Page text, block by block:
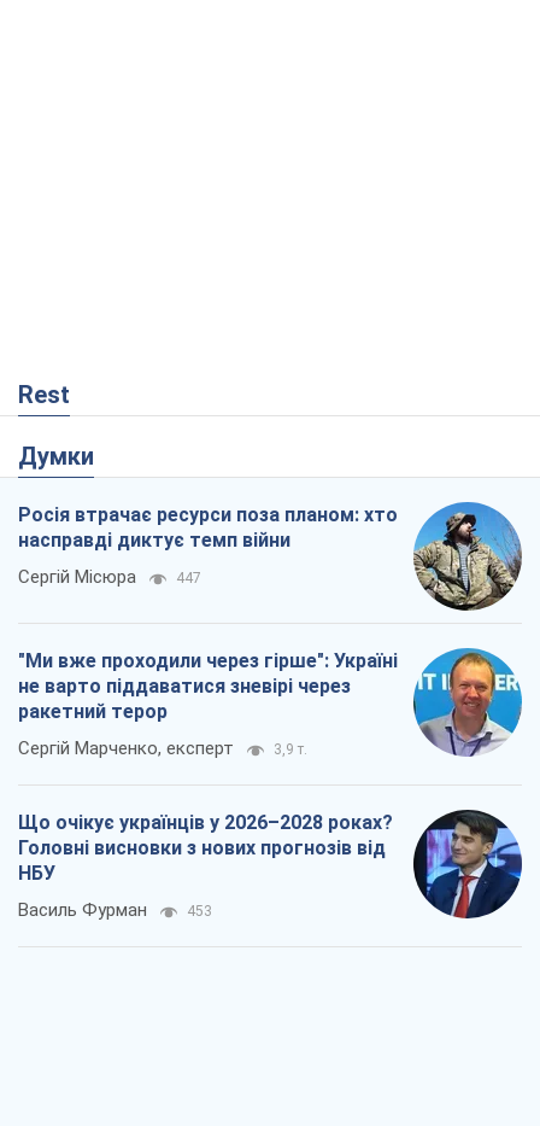
Rest
Думки
Росія втрачає ресурси поза планом: хто
насправді диктує темп війни
Сергій Місюра 447
"Ми вже проходили через гірше": Україні
не варто піддаватися зневірі через
ракетний терор
Сергій Марченко, експерт 3,9 т.
Що очікує українців у 2026–2028 роках?
Головні висновки з нових прогнозів від
НБУ
Василь Фурман 453